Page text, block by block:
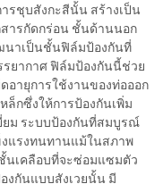
รชุบสังกะสีนั้น สร้างเป็น
สารกัดกร่อน ชั้นด้านนอก
นาเป็นชั้นฟิล์มป้องกันที่
รยากาศ ฟิล์มป้องกันนี้ช่วย
อายุการใช้งานของท่อออก
ล็กซึ่งให้การป้องกันเพิ่ม
ยม ระบบป้องกันที่สมบูรณ์
แรงทนทานแม้ในสภาพ
นเคลือบที่จะซ่อมแซมตัว
องกันแบบสังเวยนั้น มี